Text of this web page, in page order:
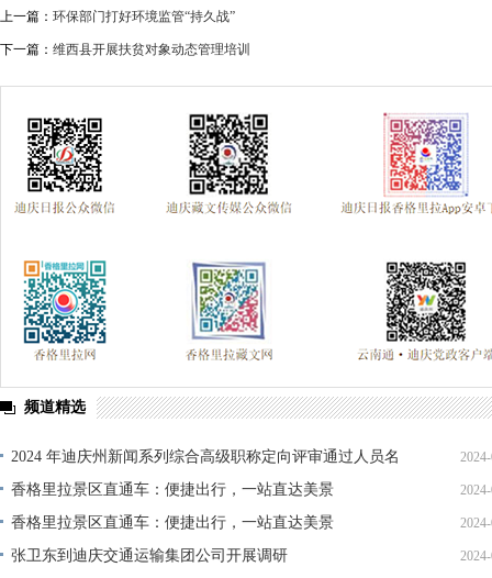
上一篇： 环保部门打好环境监管“持久战”
下一篇： 维西县开展扶贫对象动态管理培训
频道精选
2024 年迪庆州新闻系列综合高级职称定向评审通过人员名
单公示
香格里拉景区直通车：便捷出行，一站直达美景
香格里拉景区直通车：便捷出行，一站直达美景
张卫东到迪庆交通运输集团公司开展调研